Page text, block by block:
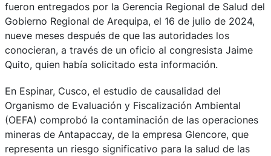
fueron entregados por la Gerencia Regional de Salud del
Gobierno Regional de Arequipa, el 16 de julio de 2024,
nueve meses después de que las autoridades los
conocieran, a través de un oficio al congresista Jaime
Quito, quien había solicitado esta información.
En Espinar, Cusco, el estudio de causalidad del
Organismo de Evaluación y Fiscalización Ambiental
(OEFA) comprobó la contaminación de las operaciones
mineras de Antapaccay, de la empresa Glencore, que
representa un riesgo significativo para la salud de las